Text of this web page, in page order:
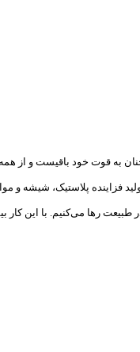
قوت خود باقیست و از
فزاینده پلاستیک، شیشه و
طبیعت رها می‌کنیم. با این